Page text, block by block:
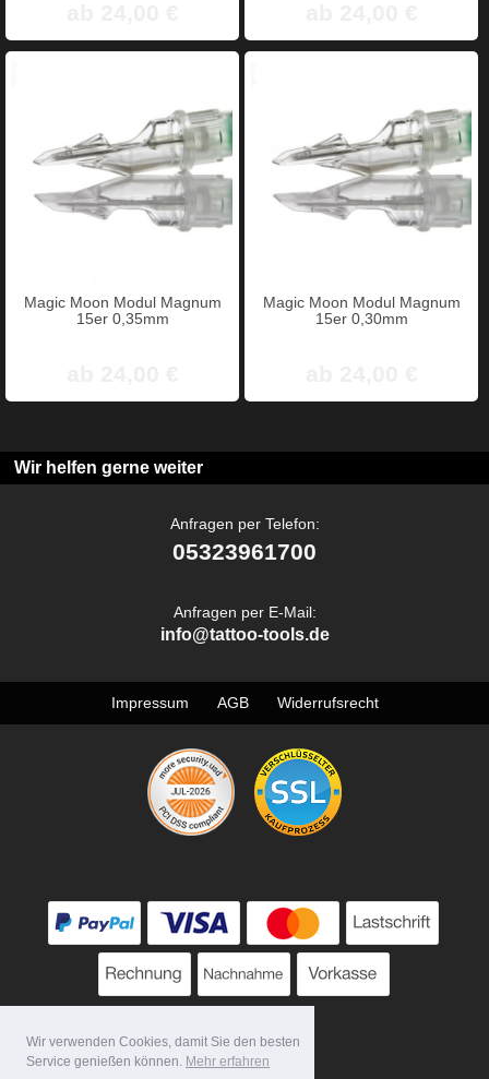
Wir verwenden Cookies, damit Sie den besten
Service genießen können. Mehr erfahren
Magic Moon Modul Magnum
15er 0,35mm
Magic Moon Modul Magnum
15er 0,30mm
Wir helfen gerne weiter
Anfragen per Telefon:
05323961700
Anfragen per E-Mail:
info@tattoo-tools.de
Impressum AGB Widerrufsrecht